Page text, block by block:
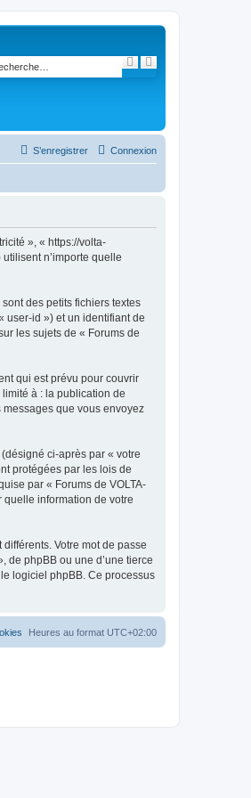
e
h
r
e
h
a
v
Connexion
S’enregistrer
», « https://volta-
n’importe quelle
des petits fichiers textes
user-id ») et un identifiant de
les sujets de « Forums de
qui est prévu pour couvrir
à : la publication de
messages que vous envoyez
ci-après par « votre
protégées par les lois de
par « Forums de VOLTA-
quelle information de votre
Votre mot de passe
de phpBB ou une d’une tierce
logiciel phpBB. Ce processus
Heures au format UTC+02:00